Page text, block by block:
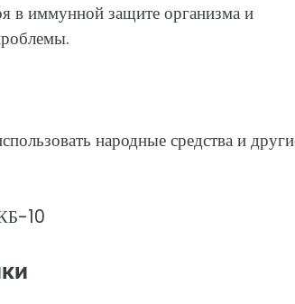
в иммунной защите организма и
народные средства и